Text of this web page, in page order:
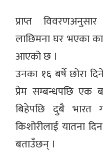
प्राप्त
लाछिमना घर भएका
आएको छ ।
उनका १६ बर्षे छोरा
प्रेम सम्बन्धपछि एक
बिहेपछि दुबै भारत
किशोरीलाई यातना
बताउँछन् ।